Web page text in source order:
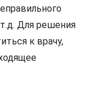
Для решения
к врачу,